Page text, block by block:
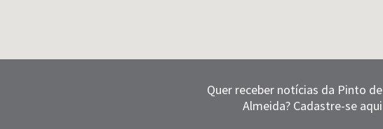
Quer receber notícias da Pinto de
Almeida? Cadastre-se aqui